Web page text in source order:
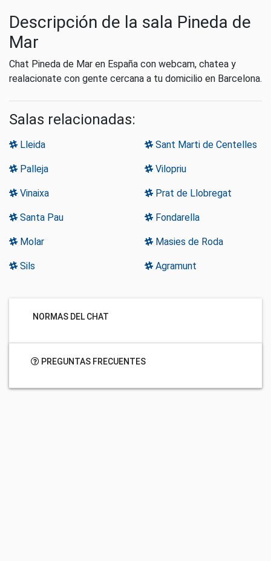
Descripción de la sala Pineda de
Mar
Chat Pineda de Mar en España con webcam, chatea y
realacionate con gente cercana a tu domicilio en Barcelona.
Salas relacionadas:
Lleida Sant Marti de Centelles
Palleja Vilopriu
Vinaixa Prat de Llobregat
Santa Pau Fondarella
Molar Masies de Roda
Sils Agramunt
NORMAS DEL CHAT
PREGUNTAS FRECUENTES